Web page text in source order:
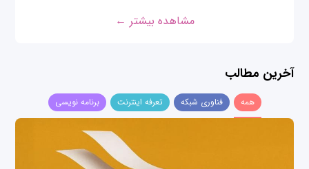
مشاهده بیشتر ←
آخرین مطالب
همه فناوری شبکه تعرفه اینترنت برنامه نویسی